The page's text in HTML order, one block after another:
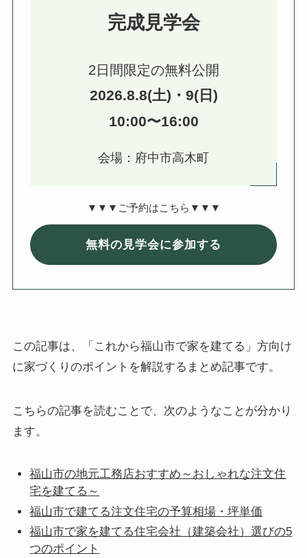
完成見学会
2日間限定の無料公開
2026.8.8(土)・9(日)
10:00〜16:00
会場：府中市高木町
▼▼▼ご予約はこちら▼▼▼
無料の見学会に参加する
この記事は、「これから福山市で家を建てる」方向け
に家づくりのポイントを解説するまとめ記事です。
こちらの記事を読むことで、次のようなことが分かり
ます。
福山市の地元工務店おすすめ～おしゃれな注文住
宅を建てる～
福山市で建てる注文住宅の予算相場・坪単価
福山市で家を建てる住宅会社（建築会社）選びの5
つのポイント